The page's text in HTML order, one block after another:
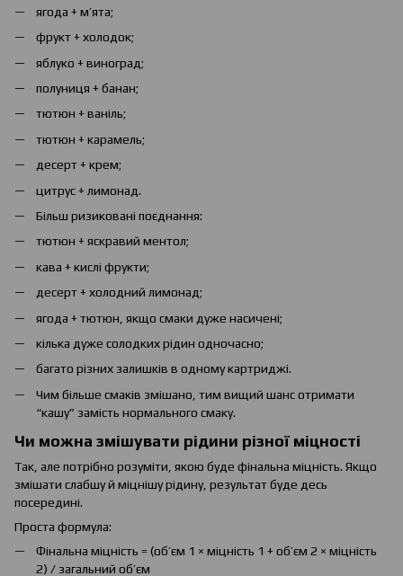
ягода + м’ята;
фрукт + холодок;
яблуко + виноград;
полуниця + банан;
тютюн + ваніль;
тютюн + карамель;
десерт + крем;
цитрус + лимонад.
Більш ризиковані поєднання:
тютюн + яскравий ментол;
кава + кислі фрукти;
десерт + холодний лимонад;
ягода + тютюн, якщо смаки дуже насичені;
кілька дуже солодких рідин одночасно;
багато різних залишків в одному картриджі.
Чим більше смаків змішано, тим вищий шанс отримати
“кашу” замість нормального смаку.
Чи можна змішувати рідини різної міцності
Так, але потрібно розуміти, якою буде фінальна міцність. Якщо
змішати слабшу й міцнішу рідину, результат буде десь
посередині.
Проста формула:
Фінальна міцність = (об’єм 1 × міцність 1 + об’єм 2 × міцність
2) / загальний об’єм